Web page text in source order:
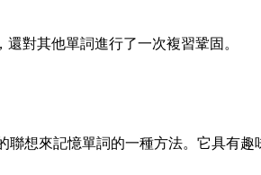
對其他單詞進行了一次複習鞏固。
想來記憶單詞的一種方法。它具有